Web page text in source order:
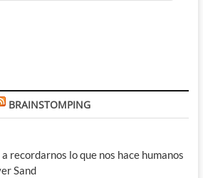
BRAINSTOMPING
recordarnos lo que nos hace humanos
Sand